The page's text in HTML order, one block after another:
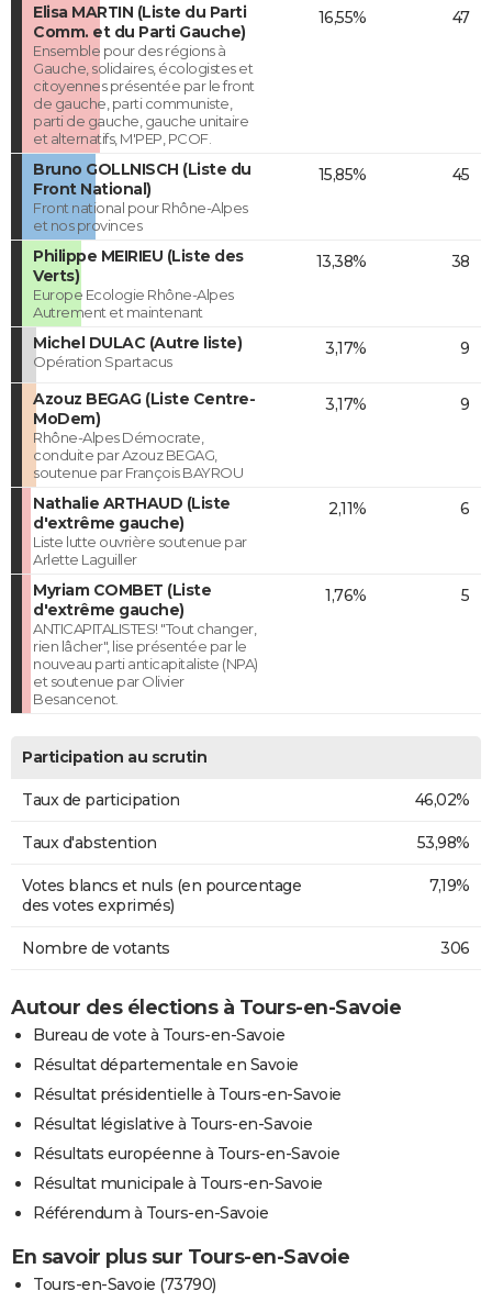
Elisa MARTIN (Liste du Parti
Comm. et du Parti Gauche)
Ensemble pour des régions à
Gauche, solidaires, écologistes et
citoyennes présentée par le front
de gauche, parti communiste,
parti de gauche, gauche unitaire
et alternatifs, M'PEP, PCOF.
16,55% 47
Bruno GOLLNISCH (Liste du
Front National)
Front national pour Rhône-Alpes
et nos provinces
15,85% 45
Philippe MEIRIEU (Liste des
Verts)
Europe Ecologie Rhône-Alpes
Autrement et maintenant
13,38% 38
Michel DULAC (Autre liste)
Opération Spartacus
3,17% 9
Azouz BEGAG (Liste Centre-
MoDem)
Rhône-Alpes Démocrate,
conduite par Azouz BEGAG,
soutenue par François BAYROU
3,17% 9
Nathalie ARTHAUD (Liste
d'extrême gauche)
Liste lutte ouvrière soutenue par
Arlette Laguiller
2,11% 6
Myriam COMBET (Liste
d'extrême gauche)
ANTICAPITALISTES! "Tout changer,
rien lâcher", lise présentée par le
nouveau parti anticapitaliste (NPA)
et soutenue par Olivier
Besancenot.
1,76% 5
Participation au scrutin
Taux de participation 46,02%
Taux d'abstention 53,98%
Votes blancs et nuls (en pourcentage
des votes exprimés)
7,19%
Nombre de votants 306
Autour des élections à Tours-en-Savoie
Bureau de vote à Tours-en-Savoie
Résultat départementale en Savoie
Résultat présidentielle à Tours-en-Savoie
Résultat législative à Tours-en-Savoie
Résultats européenne à Tours-en-Savoie
Résultat municipale à Tours-en-Savoie
Référendum à Tours-en-Savoie
En savoir plus sur Tours-en-Savoie
Tours-en-Savoie (73790)